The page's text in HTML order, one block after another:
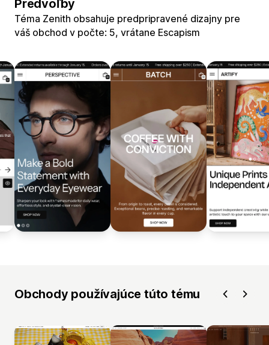
Predvoľby
Téma Zenith obsahuje predpripravené dizajny pre
váš obchod v počte: 5, vrátane Escapism
Obchody používajúce túto tému